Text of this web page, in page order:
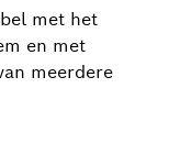
met het
en met
meerdere